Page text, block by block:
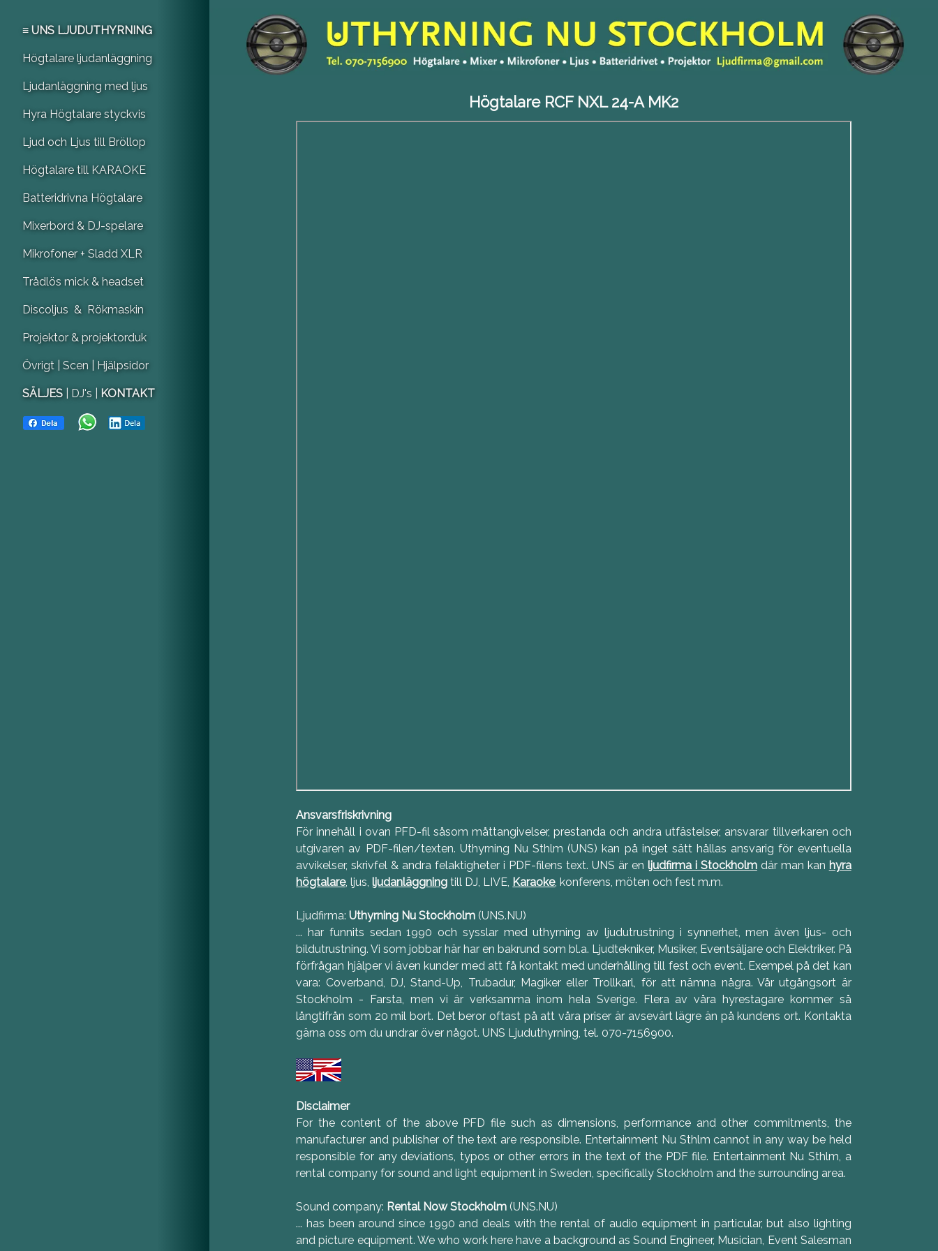
≡ UNS LJUDUTHYRNING
Högtalare ljudanläggning
Ljudanläggning med ljus
Hyra Högtalare styckvis
Ljud och Ljus till Bröllop
Högtalare till KARAOKE
Batteridrivna Högtalare
Mixerbord & DJ-spelare
Mikrofoner + Sladd XLR
Trådlös mick & headset
Discoljus & Rökmaskin
Projektor & projektorduk
Övrigt | Scen | Hjälpsidor
SÄLJES | DJ's | KONTAKT
Högtalare RCF NXL 24-A MK2
Ansvarsfriskrivning
För innehåll i ovan PFD-fil såsom måttangivelser, prestanda och andra utfästelser, ansvarar tillverkaren och
utgivaren av PDF-filen/texten. Uthyrning Nu Sthlm (UNS) kan på inget sätt hållas ansvarig för eventuella
avvikelser, skrivfel & andra felaktigheter i PDF-filens text. UNS är en ljudfirma i Stockholmdär man kan hyra
högtalare, ljus,ljudanläggning till DJ, LIVE, Karaoke, konferens, möten och fest m.m.
Ljudfirma:Uthyrning Nu Stockholm (UNS.NU)
... har funnits sedan 1990 och sysslar med uthyrning av ljudutrustning i synnerhet, men även ljus- och
bildutrustning. Vi som jobbar här har en bakrund som bl.a. Ljudtekniker, Musiker, Eventsäljare och Elektriker. På
förfrågan hjälper vi även kunder med att få kontakt med underhålling till fest och event. Exempel på det kan
vara: Coverband, DJ, Stand-Up, Trubadur, Magiker eller Trollkarl, för att nämna några. Vår utgångsort är
Stockholm - Farsta, men vi är verksamma inom hela Sverige. Flera av våra hyrestagare kommer så
långtifrån som 20 mil bort. Det beror oftast på att våra priser är avsevärt lägre än på kundens ort. Kontakta
gärna oss om du undrar över något. UNS Ljuduthyrning, tel. 070-7156900.
Disclaimer
For the content of the above PFD file such as dimensions, performance and other commitments, the
manufacturer and publisher of the text are responsible. Entertainment Nu Sthlm cannot in any way be held
responsible for any deviations, typos or other errors in the text of the PDF file. Entertainment Nu Sthlm, a
rental company for sound and light equipment in Sweden, specifically Stockholm and the surrounding area.
Sound company: Rental Now Stockholm (UNS.NU)
... has been around since 1990 and deals with the rental of audio equipment in particular, but also lighting
and picture equipment. We who work here have a background as Sound Engineer, Musician, Event Salesman